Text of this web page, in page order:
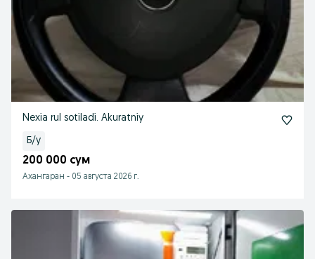
Nexia rul sotiladi. Akuratniy
Б/у
200 000 сум
Ахангаран - 05 августа 2026 г.